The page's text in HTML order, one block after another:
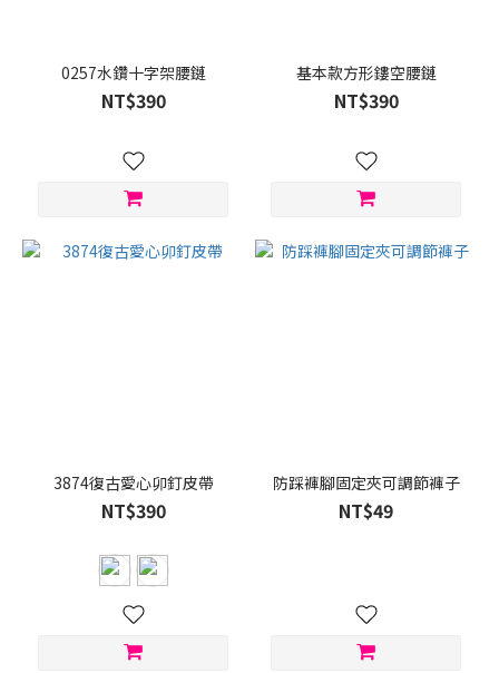
0257水鑽十字架腰鏈
NT$390
基本款方形鏤空腰鏈
NT$390
3874復古愛心卯釘皮帶
NT$390
防踩褲腳固定夾可調節褲子
NT$49